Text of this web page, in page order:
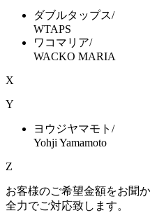
ダブルタップス/
WTAPS
ワコマリア/
WACKO MARIA
X
Y
ヨウジヤマモト/
Yohji Yamamoto
Z
お客様のご希望金額をお聞か
全力でご対応致します。